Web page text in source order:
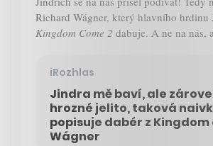
Richard Wágner, který hlavního hrdinu
Kingdom Come 2 dabuje. A ne na nás,
iRozhlas
Jindra mě baví, ale
hrozné jelito, taková
popisuje dabér z Kingdom
Wágner